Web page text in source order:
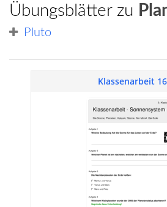
Übungsblätter zu
Pluto
Klassenarbeit